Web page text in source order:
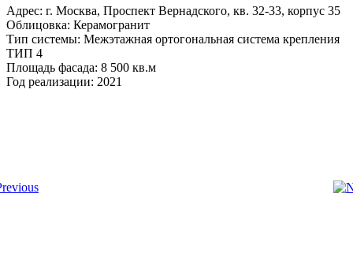
Адрес: г. Москва, Проспект Вернадского, кв. 32-33, корпус 35
Облицовка: Керамогранит
Тип системы: Межэтажная ортогональная система крепления
ТИП 4
Площадь фасада: 8 500 кв.м
Год реализации: 2021